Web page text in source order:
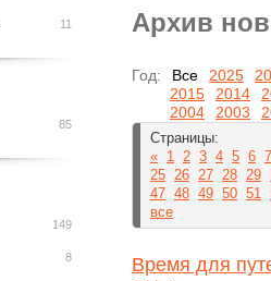
Архив
Год: Все 2025
2015
2014
2004
2003
Страницы:
« 1 2 3 4 5 6 7
25 26 27 28 29
47 48 49 50 51
все
Время для
11
85
149
8